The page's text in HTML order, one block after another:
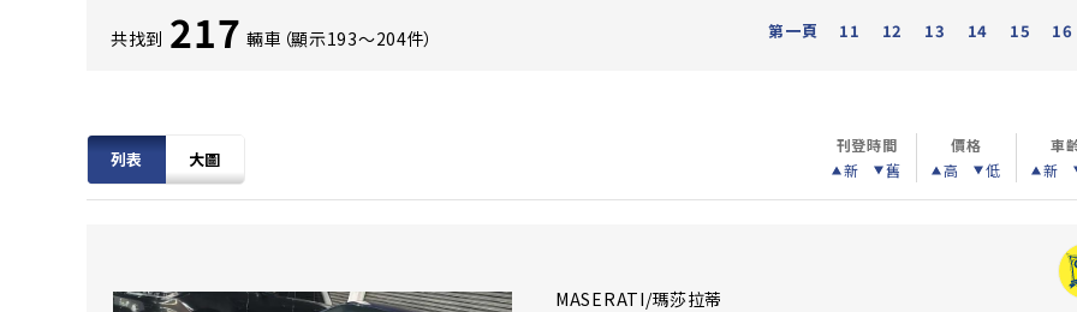
共找到 217 輛車（顯示193〜204件） 第一頁 11 12 13 14 15 16
列表 大圖
刊登時間
新
舊
價格
高
低
車
新
MASERATI/瑪莎拉蒂